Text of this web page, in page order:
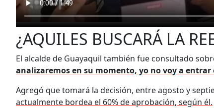
¿AQUILES BUSCARÁ LA
El alcalde de Guayaquil también fue consultado
analizaremos en su momento, yo no voy a
Agregó que tomará la decisión, entre agosto y
actualmente bordea el 60% de aprobación, según él.